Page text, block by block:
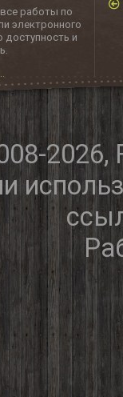
работы по
электронного
доступность и